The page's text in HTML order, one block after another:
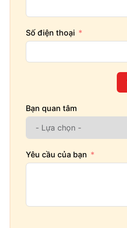
Số điện thoại
Bạn quan tâm
Yêu cầu của bạn